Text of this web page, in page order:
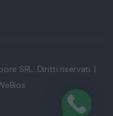
SRL. Diritti riservati. |